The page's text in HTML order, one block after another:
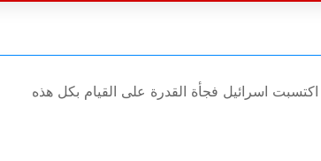
عن
اسرائيل فجأة القدرة على القيام بكل هذه